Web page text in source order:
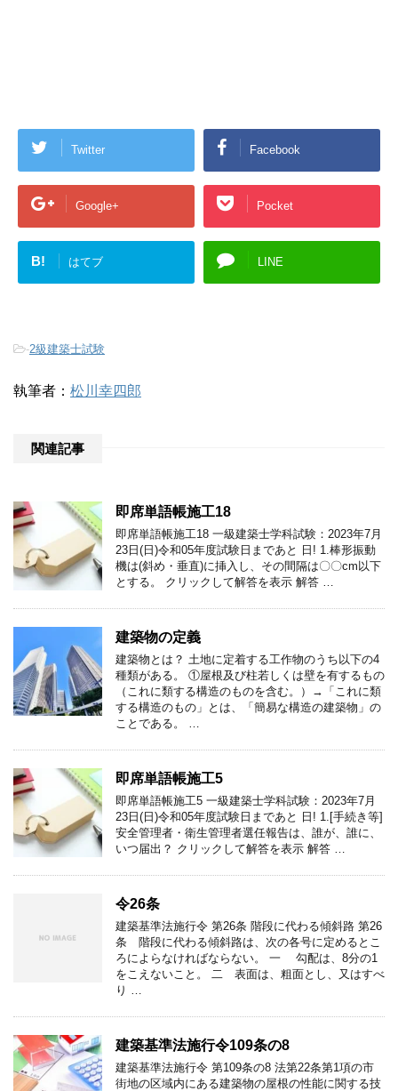
Twitter Facebook
Google+ Pocket
B! はてブ LINE
-2級建築士試験
執筆者： 松川幸四郎
関連記事
即席単語帳施工18
即席単語帳施工18 一級建築士学科試験：2023年7月
23日(日)令和05年度試験日まであと 日! 1.棒形振動
機は(斜め・垂直)に挿入し、その間隔は〇〇cm以下
とする。 クリックして解答を表示 解答 …
建築物の定義
建築物とは？ 土地に定着する工作物のうち以下の4
種類がある。 ①屋根及び柱若しくは壁を有するもの
（これに類する構造のものを含む。）→「これに類
する構造のもの」とは、「簡易な構造の建築物」の
ことである。 …
即席単語帳施工5
即席単語帳施工5 一級建築士学科試験：2023年7月
23日(日)令和05年度試験日まであと 日! 1.[手続き等]
安全管理者・衛生管理者選任報告は、誰が、誰に、
いつ届出？ クリックして解答を表示 解答 …
令26条
建築基準法施行令 第26条 階段に代わる傾斜路 第26
条 階段に代わる傾斜路は、次の各号に定めるとこ
ろによらなければならない。 一 勾配は、8分の1
をこえないこと。 二 表面は、粗面とし、又はすべ
り …
建築基準法施行令109条の8
建築基準法施行令 第109条の8 法第22条第1項の市
街地の区域内にある建築物の屋根の性能に関する技